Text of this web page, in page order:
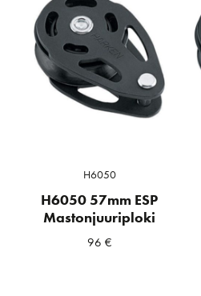
H6050
H6050 57mm ESP
Mastonjuuriploki
96 €